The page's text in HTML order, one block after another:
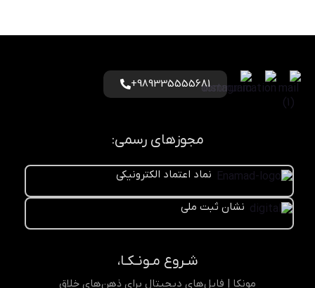
989335555681+
مجوزهای رسمی:
نماد اعتماد الکترونیکی
نشان ثبت ملی
شـروع مـونـکـا،
مونکا | فایل‌های دیجیتال برای ذهن‌های خلاق